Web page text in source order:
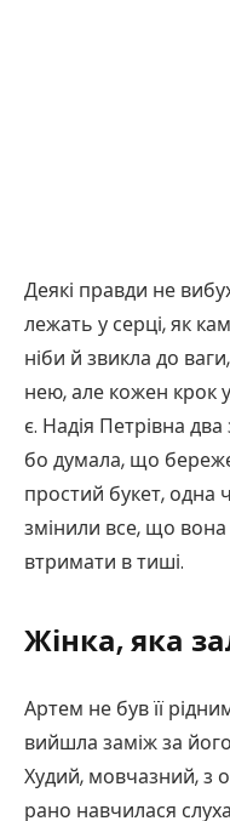
Деякі правди не
лежать у серці, як
ніби й звикла до
нею, але кожен крок
є. Надія Петрівна
бо думала, що
простий букет, одна
змінили все, що
втримати в тиші.
Жінка, яка
Артем не був її
вийшла заміж за
Худий, мовчазний, з
рано навчилася